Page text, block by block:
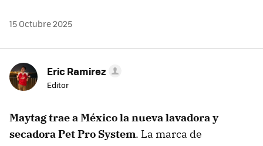
15 Octubre 2025
Eric Ramirez
Editor
Maytagtrae aMéxicola nueva lavadora y
secadoraPet Pro System. La marca de